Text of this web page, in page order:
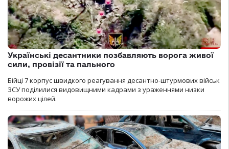
Українські десантники позбавляють ворога живої
сили, провізії та пального
Бійці 7 корпус швидкого реагування десантно-штурмових військ
ЗСУ поділилися видовищними кадрами з ураженнями низки
ворожих цілей.